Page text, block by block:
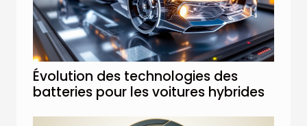
Évolution des technologies des
batteries pour les voitures hybrides